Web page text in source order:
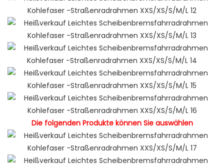
Die folgenden Produkte können Sie auswählen